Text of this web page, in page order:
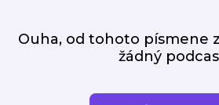
Ouha, od tohoto písmene
žádný